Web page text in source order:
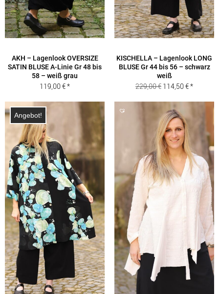
AKH – Lagenlook OVERSIZE
SATIN BLUSE A-Linie Gr 48 bis
58 – weiß grau
119,00€
KISCHELLA – Lagenlook LONG
BLUSE Gr 44 bis 56 – schwarz
weiß
229,00€ Ursprünglicher
war:
229,00 €
114,50€Aktueller
114,50 €.
Angebot!